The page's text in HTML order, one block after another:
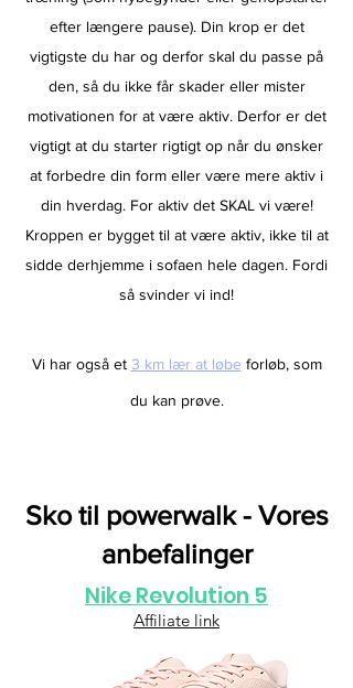
efter længere pause). Din krop er det
vigtigste du har og derfor skal du passe på
den, så du ikke får skader eller mister
motivationen for at være aktiv. Derfor er det
vigtigt at du starter rigtigt op når du ønsker
at forbedre din form eller være mere aktiv i
din hverdag. For aktiv det SKAL vi være!
Kroppen er bygget til at være aktiv, ikke til at
sidde derhjemme i sofaen hele dagen. Fordi
så svinder vi ind!
Vi har også et 3 km lær at løbe forløb, som
du kan prøve.
Sko til powerwalk - Vores
anbefalinger
Nike Revolution 5
Affiliate link